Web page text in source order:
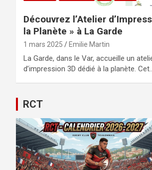
Découvrez l’Atelier
la Planète » à La Garde
1 mars 2025 Emilie Martin
La Garde, dans le Var, accueille un
d’impression 3D dédié à la planète. Cet…
RCT